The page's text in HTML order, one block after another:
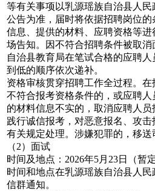
等有关事项以乳源瑶族自治县人
公告为准，届时将依据招聘岗位
信息、提供的材料、应聘资格等
场告知。因不符合招聘条件被取
自治县教育局在笔试合格的应聘
到低的顺序依次递补。
资格审核贯穿招聘工作全过程。
不符合报考资格条件的，或应聘
的材料信息不实的，取消应聘人员
践行诚信报考，对恶意报名、攻
有关规定处理。涉嫌犯罪的，移送
（2）面试
时间及地点：2026年5月23日（暂
时间和地点在乳源瑶族自治县人
信群通知。